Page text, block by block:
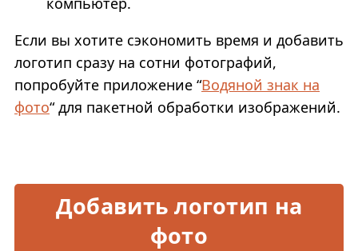
Если вы хотите сэкономить время и добавить
логотип сразу на сотни фотографий,
попробуйте приложение “Водяной знак на
фото“ для пакетной обработки изображений.
Добавить логотип на
фото